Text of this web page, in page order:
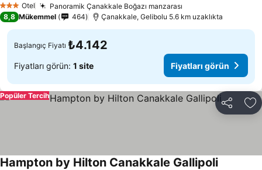
3 YıldızOtel Panoramik Çanakkale Boğazı manzarası
8,8 Mükemmel 464 Çanakkale, Gelibolu 5.6 km uzaklıkta
Başlangıç Fiyatı ₺4.142
Fiyatları görün: 1 site Fiyatları görün
Paylaş
Popüler Tercih
Hampton by Hilton Canakkale Gallipoli